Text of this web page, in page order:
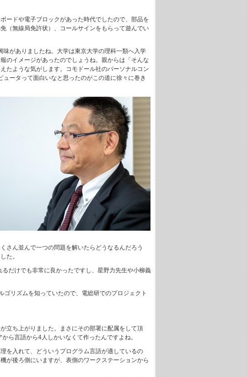
ードや電子ブロックがあった時代でしたので、部品を
（無線局免許状）、コールサインをもらって遊んでい
がありましたね。大学は東京大学の理科一類へ入学
のイメージがあったのでしょうね。親からは「そんな
たような気がします。コモドール社のパーソナルコン
ータって面白いなと思ったのがこの道に徐々に巻き
さん並んで一つの問題を解いたらどうなるんだろう
た。
だけでも非常に良かったですし、星野力先生や小柳義
リズムを知っていたので、電総研でのプロジェクト
立ち上がりました。まさにその部署に配属をして頂
ら言語から4人しかいなくて作ったんですよね。
を入れて、どういうプログラム言語が適しているの
が後ろ側にいますが、表側のワークステーションから